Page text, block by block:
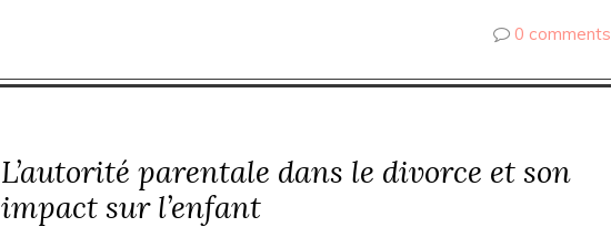
0 comments
L’autorité parentale dans le divorce et son
impact sur l’enfant